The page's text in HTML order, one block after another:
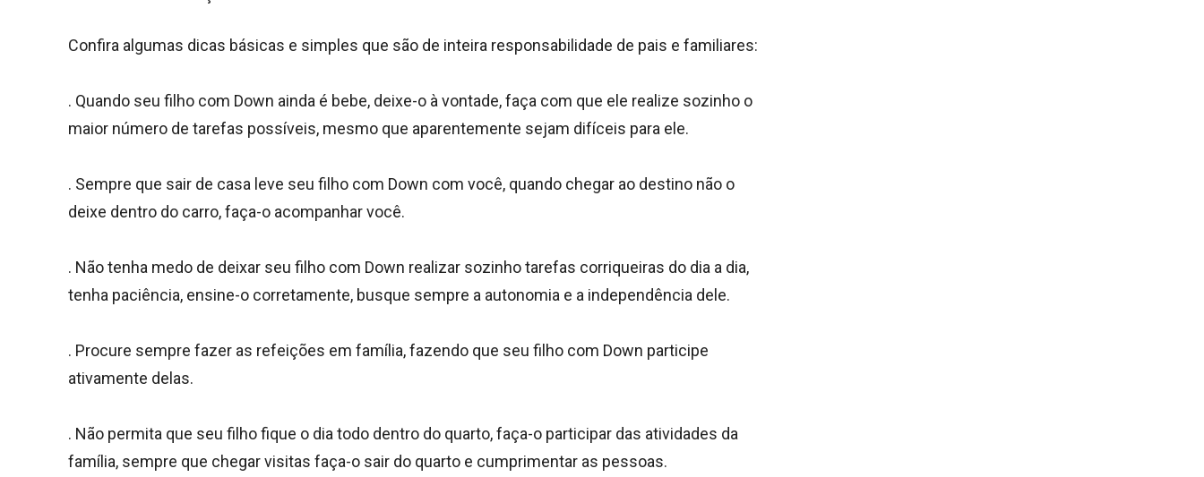
Confira algumas dicas básicas e simples que são de inteira responsabilidade de pais e familiares:
. Quando seu filho com Down ainda é bebe, deixe-o à vontade, faça com que ele realize sozinho o
maior número de tarefas possíveis, mesmo que aparentemente sejam difíceis para ele.
. Sempre que sair de casa leve seu filho com Down com você, quando chegar ao destino não o
deixe dentro do carro, faça-o acompanhar você.
. Não tenha medo de deixar seu filho com Down realizar sozinho tarefas corriqueiras do dia a dia,
tenha paciência, ensine-o corretamente, busque sempre a autonomia e a independência dele.
. Procure sempre fazer as refeições em família, fazendo que seu filho com Down participe
ativamente delas.
. Não permita que seu filho fique o dia todo dentro do quarto, faça-o participar das atividades da
família, sempre que chegar visitas faça-o sair do quarto e cumprimentar as pessoas.